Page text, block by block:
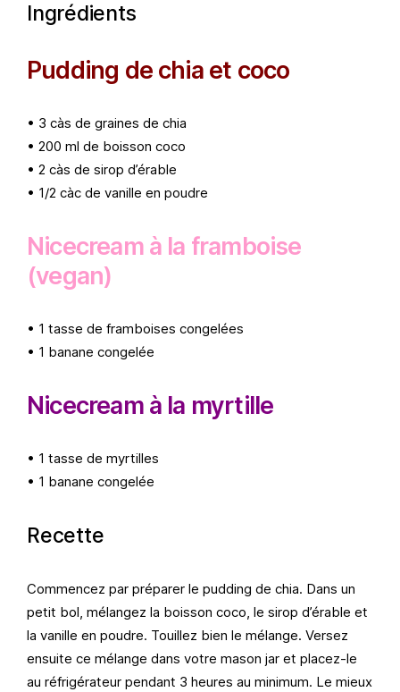
Ingrédients
Pudding de chia et coco
• 3 càs de graines de chia
• 200 ml de boisson coco
• 2 càs de sirop d’érable
• 1/2 càc de vanille en poudre
Nicecream à la framboise
(vegan)
• 1 tasse de framboises congelées
• 1 banane congelée
Nicecream à la myrtille
• 1 tasse de myrtilles
• 1 banane congelée
Recette
Commencez par préparer le pudding de chia. Dans un
petit bol, mélangez la boisson coco, le sirop d’érable et
la vanille en poudre. Touillez bien le mélange. Versez
ensuite ce mélange dans votre mason jar et placez-le
au réfrigérateur pendant 3 heures au minimum. Le mieux